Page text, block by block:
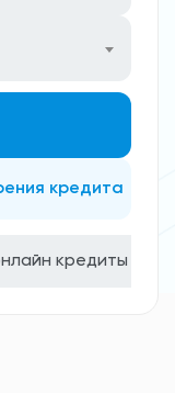
кредита
кредиты